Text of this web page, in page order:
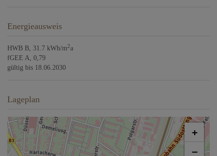
Energieausweis
HWB B, 31.7 kWh/m2a
fGEE A, 0,79
gültig bis 18.06.2030
Lageplan
+
−